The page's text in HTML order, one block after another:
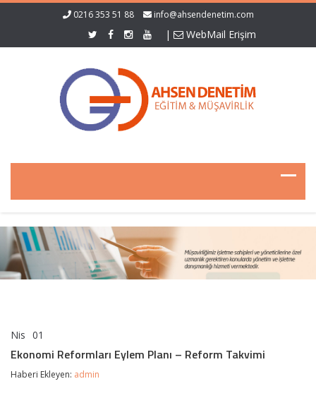
0216 353 51 88 info@ahsendenetim.com
| WebMail Erişim
Nis 01
Eylem
Planı
Ekonomi Reformları Eylem Planı – Reform Takvimi
Haberi Ekleyen: admin